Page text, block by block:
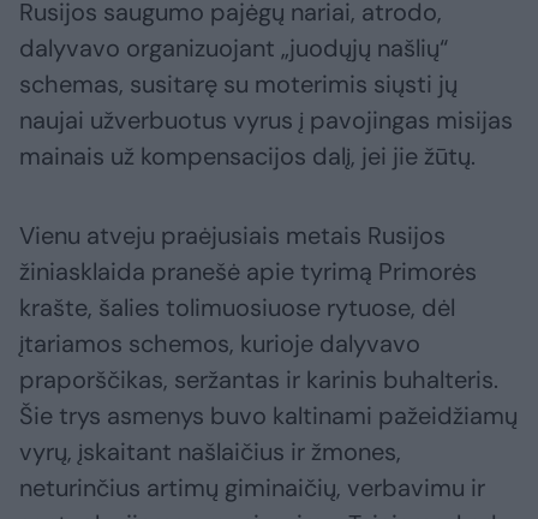
Rusijos saugumo pajėgų nariai, atrodo,
dalyvavo organizuojant „juodųjų našlių“
schemas, susitarę su moterimis siųsti jų
naujai užverbuotus vyrus į pavojingas misijas
mainais už kompensacijos dalį, jei jie žūtų.
Vienu atveju praėjusiais metais Rusijos
žiniasklaida pranešė apie tyrimą Primorės
krašte, šalies tolimuosiuose rytuose, dėl
įtariamos schemos, kurioje dalyvavo
praporščikas, seržantas ir karinis buhalteris.
Šie trys asmenys buvo kaltinami pažeidžiamų
vyrų, įskaitant našlaičius ir žmones,
neturinčius artimų giminaičių, verbavimu ir